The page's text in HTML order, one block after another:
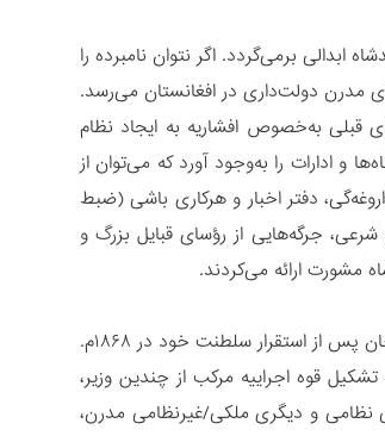
ابدالی برمی‌گردد. اگر نتوان نامبرده را
مدرن دولت‌داری در افغانستان می‌رسد.
قبلی به‌خصوص افشاریه به ایجاد نظام
و ادارات را به‌وجود آورد که می‌توان از
دفتر اخبار و هرکاری باشی (ضبط
جرگه‌هایی از رؤسای قبایل بزرگ و
مشورت ارائه می‌کردند.
مرحله برجسته بعدی در روند دولت‌سازی در افغانستان دوران زمام‌داری امیر شیرعلی خان است. شیرعلی خان پس از استقرار سلطنت خود در ۱۸۶۸م.
قوه اجراییه مرکب از چندین وزیر،
نظامی و دیگری ملکی/غیرنظامی مدرن،